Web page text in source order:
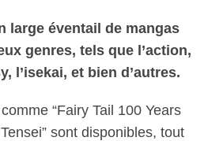
large éventail de mangas
genres, tels que l’action,
l’isekai, et bien d’autres.
“Fairy Tail 100 Years
sont disponibles, tout